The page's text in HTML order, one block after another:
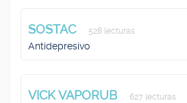
SOSTAC 528 lecturas
Antidepresivo
VICK VAPORUB 627 lecturas